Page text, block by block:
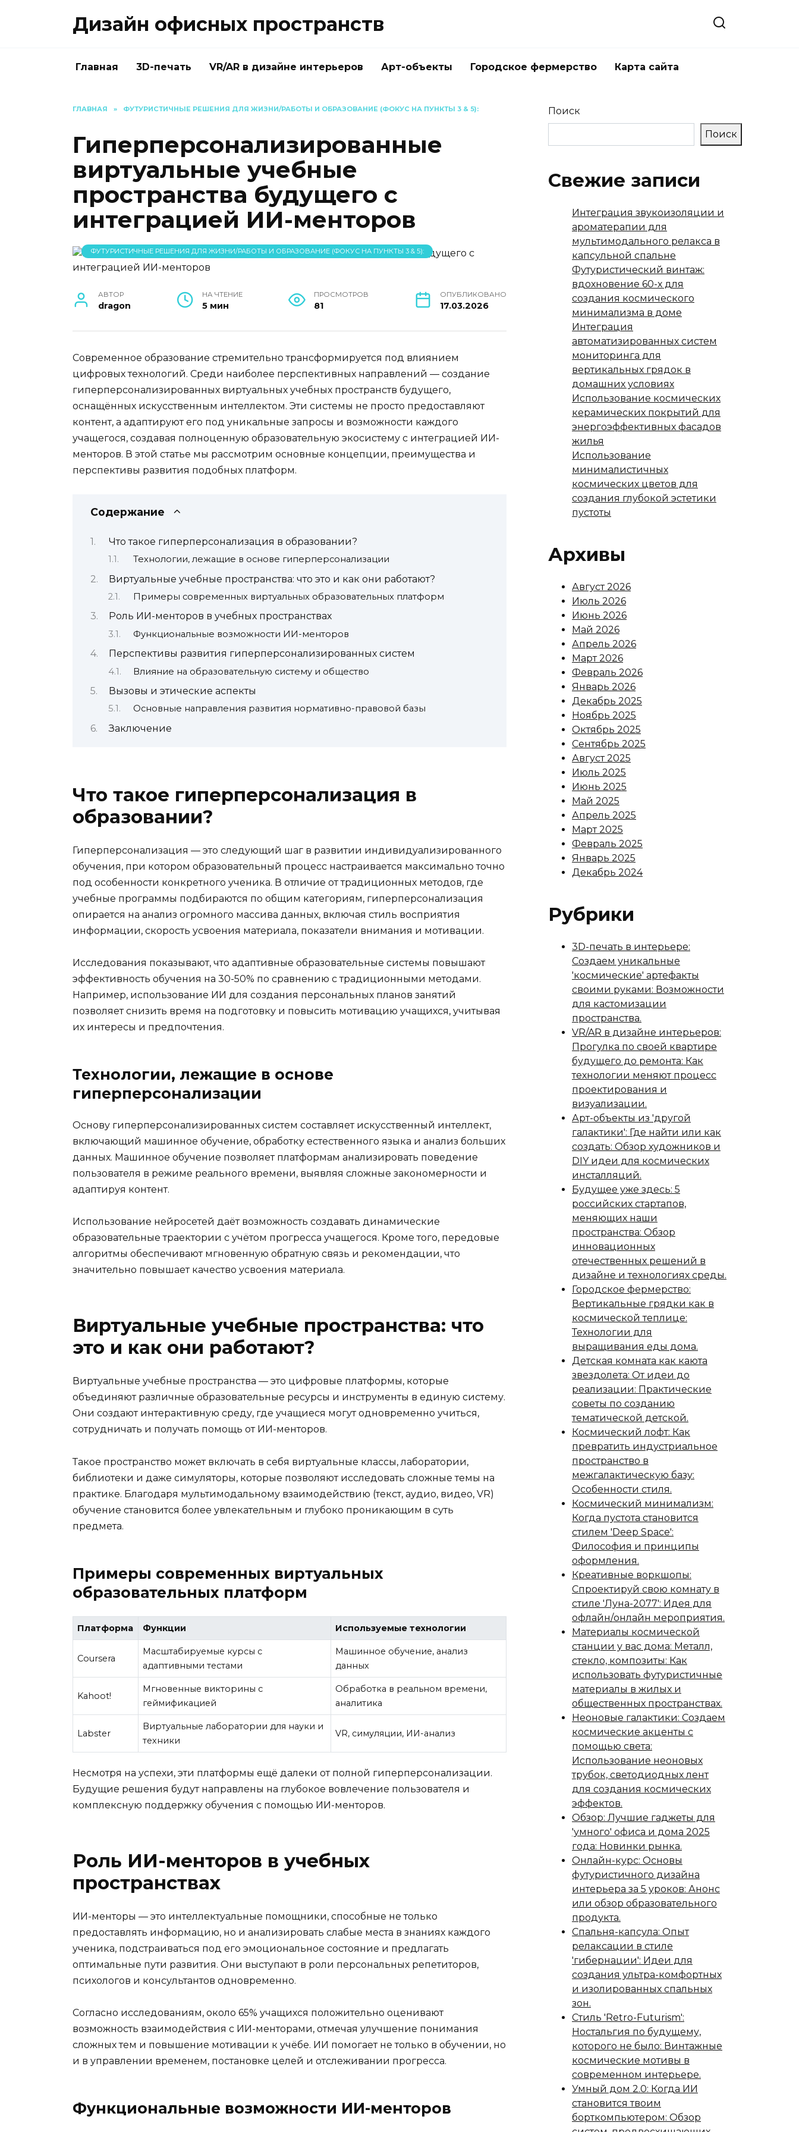
Дизайн офисных пространств
Главная 3D-печать VR/AR в дизайне интерьеров Арт-объекты Городское фермерство Карта сайта
ГЛАВНАЯ » ФУТУРИСТИЧНЫЕ РЕШЕНИЯ ДЛЯ ЖИЗНИ/РАБОТЫ И ОБРАЗОВАНИЕ (ФОКУС НА ПУНКТЫ 3 & 5):
Гиперперсонализированные
виртуальные учебные
пространства будущего с
интеграцией ИИ-менторов
ФУТУРИСТИЧНЫЕ РЕШЕНИЯ ДЛЯ ЖИЗНИ/РАБОТЫ И ОБРАЗОВАНИЕ (ФОКУС НА ПУНКТЫ 3 & 5):
АВТОР
dragon
НА ЧТЕНИЕ
5 мин
ПРОСМОТРОВ
81
ОПУБЛИКОВАНО
17.03.2026
Современное образование стремительно трансформируется под влиянием
цифровых технологий. Среди наиболее перспективных направлений — создание
гиперперсонализированных виртуальных учебных пространств будущего,
оснащённых искусственным интеллектом. Эти системы не просто предоставляют
контент, а адаптируют его под уникальные запросы и возможности каждого
учащегося, создавая полноценную образовательную экосистему с интеграцией ИИ-
менторов. В этой статье мы рассмотрим основные концепции, преимущества и
перспективы развития подобных платформ.
Содержание
Что такое гиперперсонализация в образовании?
Технологии, лежащие в основе гиперперсонализации
Виртуальные учебные пространства: что это и как они работают?
Примеры современных виртуальных образовательных платформ
Роль ИИ-менторов в учебных пространствах
Функциональные возможности ИИ-менторов
Перспективы развития гиперперсонализированных систем
Влияние на образовательную систему и общество
Вызовы и этические аспекты
Основные направления развития нормативно-правовой базы
Заключение
Что такое гиперперсонализация в
образовании?
Гиперперсонализация — это следующий шаг в развитии индивидуализированного
обучения, при котором образовательный процесс настраивается максимально точно
под особенности конкретного ученика. В отличие от традиционных методов, где
учебные программы подбираются по общим категориям, гиперперсонализация
опирается на анализ огромного массива данных, включая стиль восприятия
информации, скорость усвоения материала, показатели внимания и мотивации.
Исследования показывают, что адаптивные образовательные системы повышают
эффективность обучения на 30-50% по сравнению с традиционными методами.
Например, использование ИИ для создания персональных планов занятий
позволяет снизить время на подготовку и повысить мотивацию учащихся, учитывая
их интересы и предпочтения.
Технологии, лежащие в основе
гиперперсонализации
Основу гиперперсонализированных систем составляет искусственный интеллект,
включающий машинное обучение, обработку естественного языка и анализ больших
данных. Машинное обучение позволяет платформам анализировать поведение
пользователя в режиме реального времени, выявляя сложные закономерности и
адаптируя контент.
Использование нейросетей даёт возможность создавать динамические
образовательные траектории с учётом прогресса учащегося. Кроме того, передовые
алгоритмы обеспечивают мгновенную обратную связь и рекомендации, что
значительно повышает качество усвоения материала.
Виртуальные учебные пространства: что
это и как они работают?
Виртуальные учебные пространства — это цифровые платформы, которые
объединяют различные образовательные ресурсы и инструменты в единую систему.
Они создают интерактивную среду, где учащиеся могут одновременно учиться,
сотрудничать и получать помощь от ИИ-менторов.
Такое пространство может включать в себя виртуальные классы, лаборатории,
библиотеки и даже симуляторы, которые позволяют исследовать сложные темы на
практике. Благодаря мультимодальному взаимодействию (текст, аудио, видео, VR)
обучение становится более увлекательным и глубоко проникающим в суть
предмета.
Примеры современных виртуальных
образовательных платформ
Платформа Функции Используемые технологии
Coursera
Масштабируемые курсы с
адаптивными тестами
Машинное обучение, анализ
данных
Kahoot!
Мгновенные викторины с
геймификацией
Обработка в реальном времени,
аналитика
Labster
Виртуальные лаборатории для науки и
техники
VR, симуляции, ИИ-анализ
Несмотря на успехи, эти платформы ещё далеки от полной гиперперсонализации.
Будущие решения будут направлены на глубокое вовлечение пользователя и
комплексную поддержку обучения с помощью ИИ-менторов.
Роль ИИ-менторов в учебных
пространствах
ИИ-менторы — это интеллектуальные помощники, способные не только
предоставлять информацию, но и анализировать слабые места в знаниях каждого
ученика, подстраиваться под его эмоциональное состояние и предлагать
оптимальные пути развития. Они выступают в роли персональных репетиторов,
психологов и консультантов одновременно.
Согласно исследованиям, около 65% учащихся положительно оценивают
возможность взаимодействия с ИИ-менторами, отмечая улучшение понимания
сложных тем и повышение мотивации к учёбе. ИИ помогает не только в обучении, но
и в управлении временем, постановке целей и отслеживании прогресса.
Функциональные возможности ИИ-менторов
Поиск
Поиск
Свежие записи
Интеграция звукоизоляции и
ароматерапии для
мультимодального релакса в
капсульной спальне
Футуристический винтаж:
вдохновение 60-х для
создания космического
минимализма в доме
Интеграция
автоматизированных систем
мониторинга для
вертикальных грядок в
домашних условиях
Использование космических
керамических покрытий для
энергоэффективных фасадов
жилья
Использование
минималистичных
космических цветов для
создания глубокой эстетики
пустоты
Архивы
Август 2026
Июль 2026
Июнь 2026
Май 2026
Апрель 2026
Март 2026
Февраль 2026
Январь 2026
Декабрь 2025
Ноябрь 2025
Октябрь 2025
Сентябрь 2025
Август 2025
Июль 2025
Июнь 2025
Май 2025
Апрель 2025
Март 2025
Февраль 2025
Январь 2025
Декабрь 2024
Рубрики
3D-печать в интерьере:
Создаем уникальные
'космические' артефакты
своими руками: Возможности
для кастомизации
пространства.
VR/AR в дизайне интерьеров:
Прогулка по своей квартире
будущего до ремонта: Как
технологии меняют процесс
проектирования и
визуализации.
Арт-объекты из 'другой
галактики': Где найти или как
создать: Обзор художников и
DIY идеи для космических
инсталляций.
Будущее уже здесь: 5
российских стартапов,
меняющих наши
пространства: Обзор
инновационных
отечественных решений в
дизайне и технологиях среды.
Городское фермерство:
Вертикальные грядки как в
космической теплице:
Технологии для
выращивания еды дома.
Детская комната как каюта
звездолета: От идеи до
реализации: Практические
советы по созданию
тематической детской.
Космический лофт: Как
превратить индустриальное
пространство в
межгалактическую базу:
Особенности стиля.
Космический минимализм:
Когда пустота становится
стилем 'Deep Space':
Философия и принципы
оформления.
Креативные воркшопы:
Спроектируй свою комнату в
стиле 'Луна-2077': Идея для
офлайн/онлайн мероприятия.
Материалы космической
станции у вас дома: Металл,
стекло, композиты: Как
использовать футуристичные
материалы в жилых и
общественных пространствах.
Неоновые галактики: Создаем
космические акценты с
помощью света:
Использование неоновых
трубок, светодиодных лент
для создания космических
эффектов.
Обзор: Лучшие гаджеты для
'умного' офиса и дома 2025
года: Новинки рынка.
Онлайн-курс: Основы
футуристичного дизайна
интерьера за 5 уроков: Анонс
или обзор образовательного
продукта.
Спальня-капсула: Опыт
релаксации в стиле
'гибернации': Идеи для
создания ультра-комфортных
и изолированных спальных
зон.
Стиль 'Retro-Futurism':
Ностальгия по будущему,
которого не было: Винтажные
космические мотивы в
современном интерьере.
Умный дом 2.0: Когда ИИ
становится твоим
борткомпьютером: Обзор